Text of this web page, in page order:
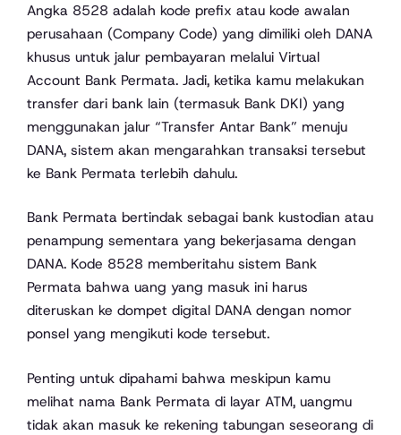
Angka 8528 adalah kode prefix atau kode awalan
perusahaan (Company Code) yang dimiliki oleh DANA
khusus untuk jalur pembayaran melalui Virtual
Account Bank Permata. Jadi, ketika kamu melakukan
transfer dari bank lain (termasuk Bank DKI) yang
menggunakan jalur “Transfer Antar Bank” menuju
DANA, sistem akan mengarahkan transaksi tersebut
ke Bank Permata terlebih dahulu.
Bank Permata bertindak sebagai bank kustodian atau
penampung sementara yang bekerjasama dengan
DANA. Kode 8528 memberitahu sistem Bank
Permata bahwa uang yang masuk ini harus
diteruskan ke dompet digital DANA dengan nomor
ponsel yang mengikuti kode tersebut.
Penting untuk dipahami bahwa meskipun kamu
melihat nama Bank Permata di layar ATM, uangmu
tidak akan masuk ke rekening tabungan seseorang di